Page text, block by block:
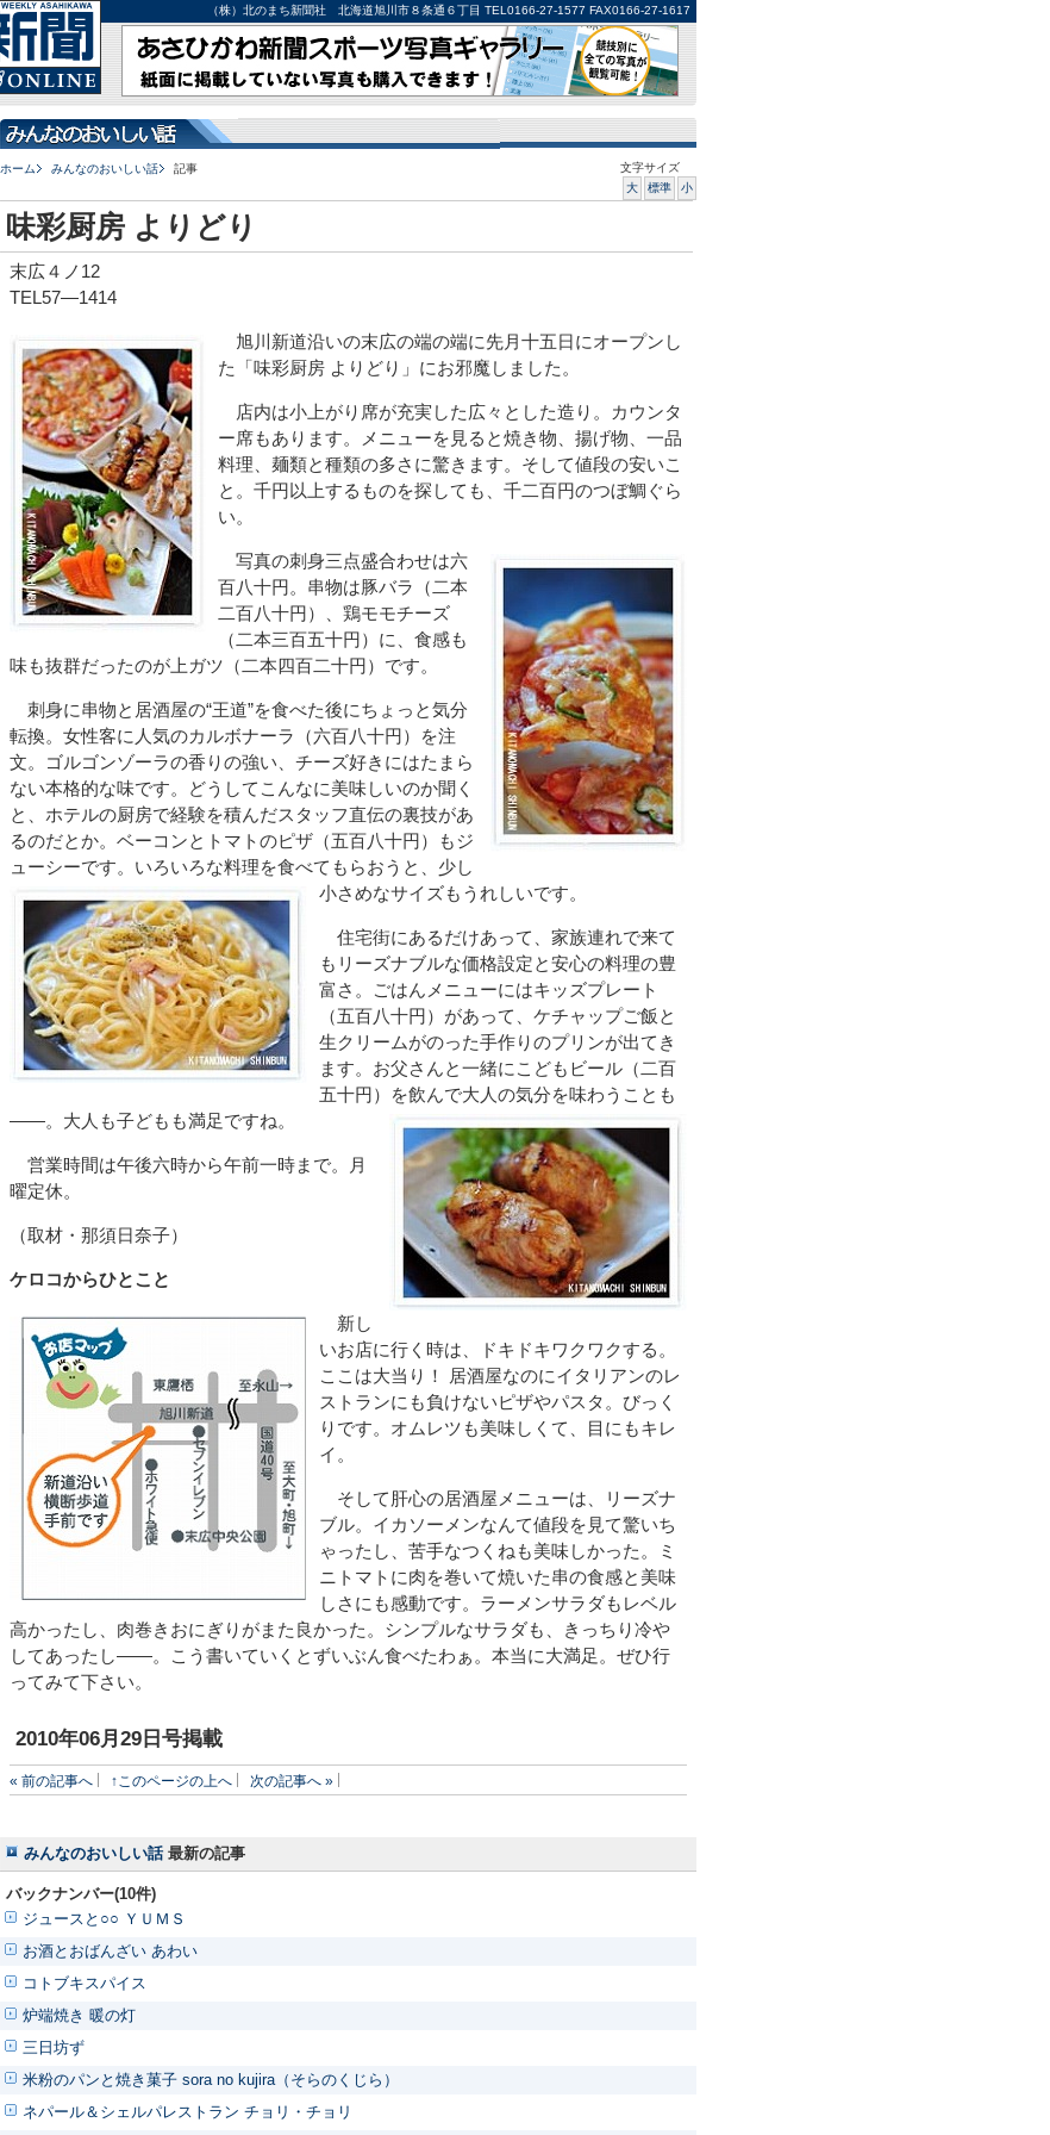
（株）北のまち新聞社 北海道旭川市８条通６丁目 TEL0166-27-1577 FAX0166-27-1617
ホーム みんなのおいしい話 記事
文字サイズ
大
標準 小
味彩厨房 よりどり
末広４ノ12
TEL57―1414
旭川新道沿いの末広の端の端に先月十五日にオープンし
た「味彩厨房 よりどり」にお邪魔しました。
店内は小上がり席が充実した広々とした造り。カウンタ
ー席もあります。メニューを見ると焼き物、揚げ物、一品
料理、麺類と種類の多さに驚きます。そして値段の安いこ
と。千円以上するものを探しても、千二百円のつぼ鯛ぐら
い。
写真の刺身三点盛合わせは六
百八十円。串物は豚バラ（二本
二百八十円）、鶏モモチーズ
（二本三百五十円）に、食感も
味も抜群だったのが上ガツ（二本四百二十円）です。
刺身に串物と居酒屋の“王道”を食べた後にちょっと気分
転換。女性客に人気のカルボナーラ（六百八十円）を注
文。ゴルゴンゾーラの香りの強い、チーズ好きにはたまら
ない本格的な味です。どうしてこんなに美味しいのか聞く
と、ホテルの厨房で経験を積んだスタッフ直伝の裏技があ
るのだとか。ベーコンとトマトのピザ（五百八十円）もジ
ューシーです。いろいろな料理を食べてもらおうと、少し
小さめなサイズもうれしいです。
住宅街にあるだけあって、家族連れで来て
もリーズナブルな価格設定と安心の料理の豊
富さ。ごはんメニューにはキッズプレート
（五百八十円）があって、ケチャップご飯と
生クリームがのった手作りのプリンが出てき
ます。お父さんと一緒にこどもビール（二百
五十円）を飲んで大人の気分を味わうことも
――。大人も子どもも満足ですね。
営業時間は午後六時から午前一時まで。月
曜定休。
（取材・那須日奈子）
ケロコからひとこと
新し
いお店に行く時は、ドキドキワクワクする。
ここは大当り！ 居酒屋なのにイタリアンのレ
ストランにも負けないピザやパスタ。びっく
りです。オムレツも美味しくて、目にもキレ
イ。
そして肝心の居酒屋メニューは、リーズナ
ブル。イカソーメンなんて値段を見て驚いち
ゃったし、苦手なつくねも美味しかった。ミ
ニトマトに肉を巻いて焼いた串の食感と美味
しさにも感動です。ラーメンサラダもレベル
高かったし、肉巻きおにぎりがまた良かった。シンプルなサラダも、きっちり冷や
してあったし――。こう書いていくとずいぶん食べたわぁ。本当に大満足。ぜひ行
ってみて下さい。
2010年06月29日号掲載
« 前の記事へ ↑このページの上へ 次の記事へ »
みんなのおいしい話 最新の記事
バックナンバー(10件)
ジュースと○○ ＹＵＭＳ
お酒とおばんざい あわい
コトブキスパイス
炉端焼き 暖の灯
三日坊ず
米粉のパンと焼き菓子 sora no kujira（そらのくじら）
ネパール＆シェルパレストラン チョリ・チョリ